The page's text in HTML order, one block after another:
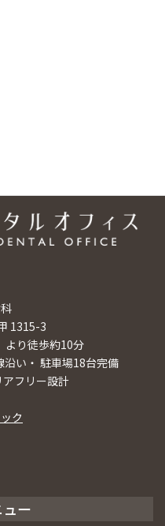
1315-3
より徒歩約10分
沿い・ 駐車場18台完備
アフリー設計
ク
ー